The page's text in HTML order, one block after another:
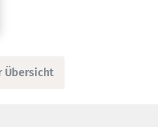
Übersicht